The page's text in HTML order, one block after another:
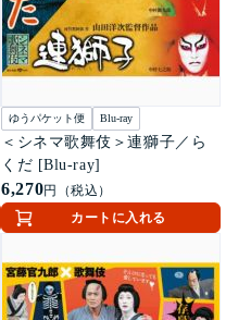
ゆうパケット便 Blu-ray
＜シネマ歌舞伎＞連獅子／ら
くだ [Blu-ray]
6,270円（税込）
カートに入れる